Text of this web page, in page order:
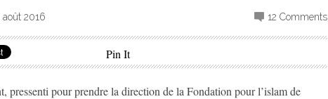
août 2016 12 Comments
Pin It
pressenti pour prendre la direction de la Fondation pour l’islam de